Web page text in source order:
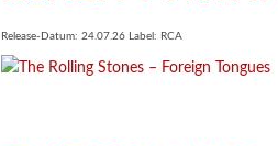
Release-Datum: 24.07.26 Label: RCA